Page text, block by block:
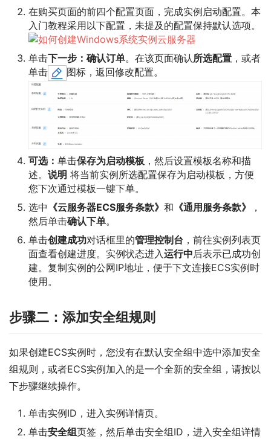
在购买页面的前四个配置页面，完成实例启动配置。本
入门教程采用以下配置，未提及的配置保持默认选项。
单击下一步：确认订单。在该页面确认所选配置 ，或者
单击
图标，返回修改配置。
可选： 单击保存为启动模板 ，然后设置模板名称和描
述。 说明 将当前实例所选配置保存为启动模板，方便
您下次通过模板一键下单。
选中 《云服务器ECS服务条款》 和 《通用服务条款》
，
然后单击确认下单。
单击创建成功对话框里的管理控制台 ，前往实例列表页
面查看创建进度。实例状态进入运行中后表示已成功创
建。复制实例的公网IP地址，便于下文连接ECS实例时
使用。
步骤二：添加安全组规则
如果创建ECS实例时，您没有在默认安全组中选中添加安全
组规则，或者ECS实例加入的是一个全新的安全组，请按以
下步骤继续操作。
单击实例ID，进入实例详情页。
单击安全组页签，然后单击安全组ID，进入安全组详情